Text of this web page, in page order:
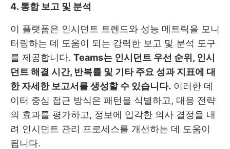
4. 통합 보고 및 분석
이 플랫폼은 인시던트 트렌드와 성능 메트릭을 모니
터링하는 데 도움이 되는 강력한 보고 및 분석 도구
를 제공합니다. Teams는 인시던트 우선 순위, 인시
던트 해결 시간, 반복률 및 기타 주요 성과 지표에 대
한 자세한 보고서를 생성할 수 있습니다. 이러한 데
이터 중심 접근 방식은 패턴을 식별하고, 대응 전략
의 효과를 평가하고, 정보에 입각한 의사 결정을 내
려 인시던트 관리 프로세스를 개선하는 데 도움이
됩니다.